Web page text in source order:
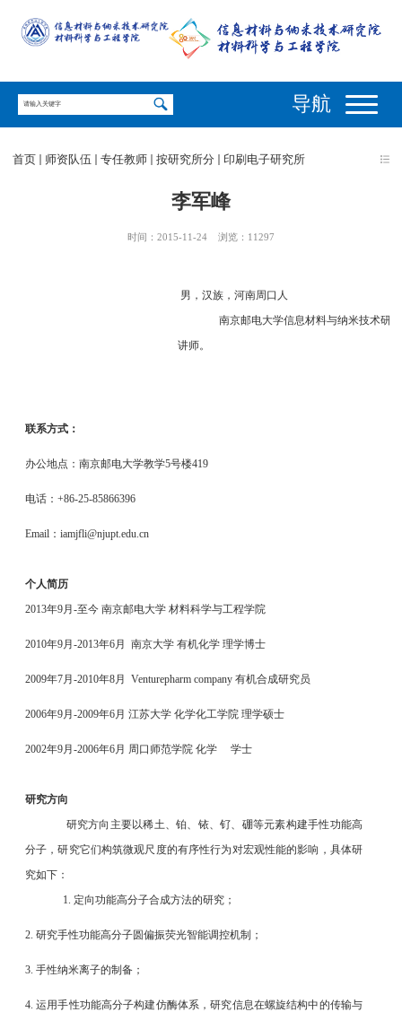
导航
首页 师资队伍 专任教师 按研究所分 印刷电子研究所
李军峰
时间：2015-11-24 浏览： 11297
男，汉族，河南周口人
南京邮电大学信息材料与纳米技术研究
讲师。
联系方式：
办公地点：南京邮电大学教学5号楼419
电话 ：+86-25-85866396
Email： iamjfli@njupt.edu.cn
个人简历
2013年9月-至今 南京邮电大学 材料科学与工程学院
2010年9月-2013年6月 南京大学 有机化学 理学博士
2009年7月-2010年8月 Venturepharm company 有机合成研究员
2006年9月-2009年6月 江苏大学 化学化工学院 理学硕士
2002年9月-2006年6月 周口师范学院 化学 学士
研究方向
研究方向主要以稀土、铂、铱、钌、硼等元素构建手性功能高
分子，研究它们构筑微观尺度的有序性行为对宏观性能的影响，具体研
究如下：
1. 定向功能高分子合成方法的研究；
2. 研究手性功能高分子圆偏振荧光智能调控机制；
3. 手性纳米离子的制备；
4. 运用手性功能高分子构建仿酶体系，研究信息在螺旋结构中的传输与